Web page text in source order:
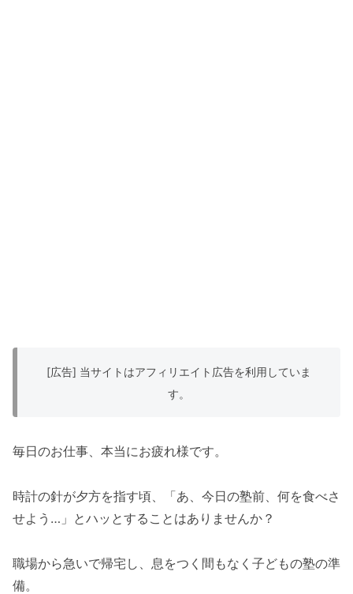
[広告] 当サイトはアフィリエイト広告を利用していま
す。
毎日のお仕事、本当にお疲れ様です。
時計の針が夕方を指す頃、「あ、今日の塾前、何を食べさ
せよう…」とハッとすることはありませんか？
職場から急いで帰宅し、息をつく間もなく子どもの塾の準
備。